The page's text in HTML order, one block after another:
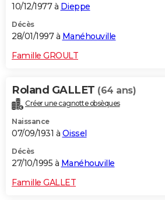
10/12/1977 à Dieppe
Décès
28/01/1997 à Manéhouville
Famille GROULT
Roland GALLET (64 ans)
Créer une cagnotte obsèques
Naissance
07/09/1931 à Oissel
Décès
27/10/1995 à Manéhouville
Famille GALLET